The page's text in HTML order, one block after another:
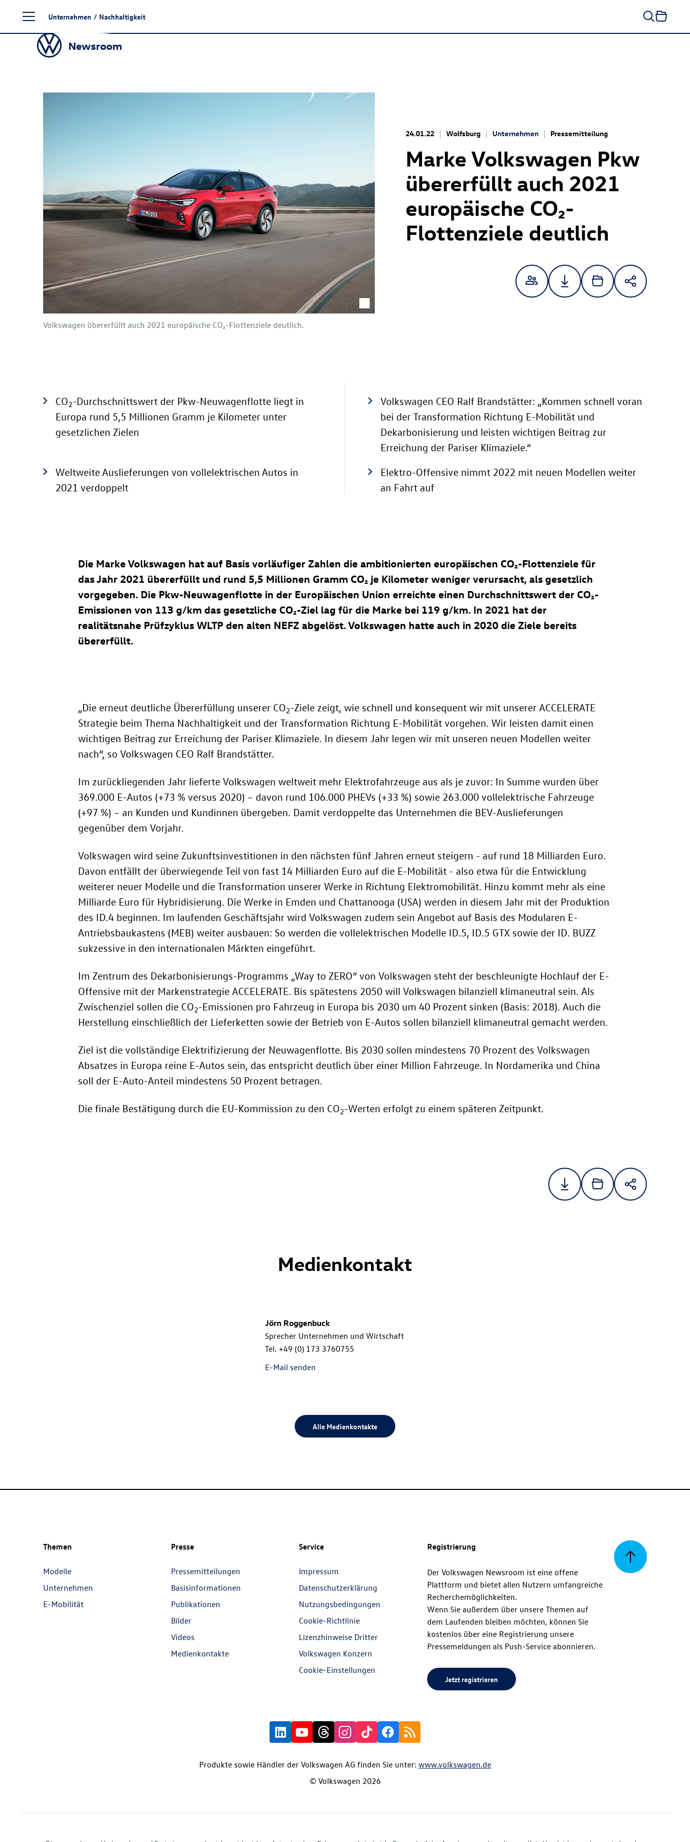
Seiteninhalt
springen
Unternehmen / Nachhaltigkeit
Newsroom
Volkswagen übererfüllt auch 2021 europäische CO₂-Flottenziele deutlich.
24.01.22 Wolfsburg Unternehmen Pressemitteilung
Marke Volkswagen Pkw
übererfüllt auch 2021
europäische CO₂-
Flottenziele deutlich
CO2-Durchschnittswert der Pkw-Neuwagenflotte liegt in
Europa rund 5,5 Millionen Gramm je Kilometer unter
gesetzlichen Zielen
Volkswagen CEO Ralf Brandstätter: „Kommen schnell voran
bei der Transformation Richtung E-Mobilität und
Dekarbonisierung und leisten wichtigen Beitrag zur
Erreichung der Pariser Klimaziele.“
Weltweite Auslieferungen von vollelektrischen Autos in
2021 verdoppelt
Elektro-Offensive nimmt 2022 mit neuen Modellen weiter
an Fahrt auf
Die Marke Volkswagen hat auf Basis vorläufiger Zahlen die ambitionierten europäischen CO₂-Flottenziele für
das Jahr 2021 übererfüllt und rund 5,5 Millionen Gramm CO₂ je Kilometer weniger verursacht, als gesetzlich
vorgegeben. Die Pkw-Neuwagenflotte in der Europäischen Union erreichte einen Durchschnittswert der CO₂-
Emissionen von 113 g/km das gesetzliche CO₂-Ziel lag für die Marke bei 119 g/km. In 2021 hat der
realitätsnahe Prüfzyklus WLTP den alten NEFZ abgelöst. Volkswagen hatte auch in 2020 die Ziele bereits
übererfüllt.
„Die erneut deutliche Übererfüllung unserer CO2-Ziele zeigt, wie schnell und konsequent wir mit unserer ACCELERATE
Strategie beim Thema Nachhaltigkeit und der Transformation Richtung E-Mobilität vorgehen. Wir leisten damit einen
wichtigen Beitrag zur Erreichung der Pariser Klimaziele. In diesem Jahr legen wir mit unseren neuen Modellen weiter
nach“, so Volkswagen CEO Ralf Brandstätter.
Im zurückliegenden Jahr lieferte Volkswagen weltweit mehr Elektrofahrzeuge aus als je zuvor: In Summe wurden über
369.000 E-Autos (+73 % versus 2020) – davon rund 106.000 PHEVs (+33 %) sowie 263.000 vollelektrische Fahrzeuge
(+97 %) – an Kunden und Kundinnen übergeben. Damit verdoppelte das Unternehmen die BEV-Auslieferungen
gegenüber dem Vorjahr.
Volkswagen wird seine Zukunftsinvestitionen in den nächsten fünf Jahren erneut steigern - auf rund 18 Milliarden Euro.
Davon entfällt der überwiegende Teil von fast 14 Milliarden Euro auf die E-Mobilität - also etwa für die Entwicklung
weiterer neuer Modelle und die Transformation unserer Werke in Richtung Elektromobilität. Hinzu kommt mehr als eine
Milliarde Euro für Hybridisierung. Die Werke in Emden und Chattanooga (USA) werden in diesem Jahr mit der Produktion
des ID.4 beginnen. Im laufenden Geschäftsjahr wird Volkswagen zudem sein Angebot auf Basis des Modularen E-
Antriebsbaukastens (MEB) weiter ausbauen: So werden die vollelektrischen Modelle ID.5, ID.5 GTX sowie der ID. BUZZ
sukzessive in den internationalen Märkten eingeführt.
Im Zentrum des Dekarbonisierungs-Programms „Way to ZERO“ von Volkswagen steht der beschleunigte Hochlauf der E-
Offensive mit der Markenstrategie ACCELERATE. Bis spätestens 2050 will Volkswagen bilanziell klimaneutral sein. Als
Zwischenziel sollen die CO2-Emissionen pro Fahrzeug in Europa bis 2030 um 40 Prozent sinken (Basis: 2018). Auch die
Herstellung einschließlich der Lieferketten sowie der Betrieb von E-Autos sollen bilanziell klimaneutral gemacht werden.
Ziel ist die vollständige Elektrifizierung der Neuwagenflotte. Bis 2030 sollen mindestens 70 Prozent des Volkswagen
Absatzes in Europa reine E-Autos sein, das entspricht deutlich über einer Million Fahrzeuge. In Nordamerika und China
soll der E-Auto-Anteil mindestens 50 Prozent betragen.
Die finale Bestätigung durch die EU-Kommission zu den CO2-Werten erfolgt zu einem späteren Zeitpunkt.
Medienkontakt
Jörn Roggenbuck
Sprecher Unternehmen und Wirtschaft
Tel. +49 (0) 173 3760755
E-Mail senden
Alle Medienkontakte
Zurück
Themen
Modelle
Unternehmen
E-Mobilität
Presse
Pressemitteilungen
Basisinformationen
Publikationen
Bilder
Videos
Medienkontakte
Service
Impressum
Datenschutzerklärung
Nutzungsbedingungen
Cookie-Richtlinie
Lizenzhinweise Dritter
Volkswagen Konzern
Cookie-Einstellungen
Registrierung
Der Volkswagen Newsroom ist eine offene
Plattform und bietet allen Nutzern umfangreiche
Recherchemöglichkeiten.
Wenn Sie außerdem über unsere Themen auf
dem Laufenden bleiben möchten, können Sie
kostenlos über eine Registrierung unsere
Pressemeldungen als Push-Service abonnieren.
Jetzt registrieren
Produkte sowie Händler der Volkswagen AG finden Sie unter: www.volkswagen.de
© Volkswagen 2026